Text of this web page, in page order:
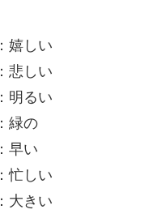
：嬉しい
：悲しい
：明るい
：緑の
：早い
：忙しい
：大きい